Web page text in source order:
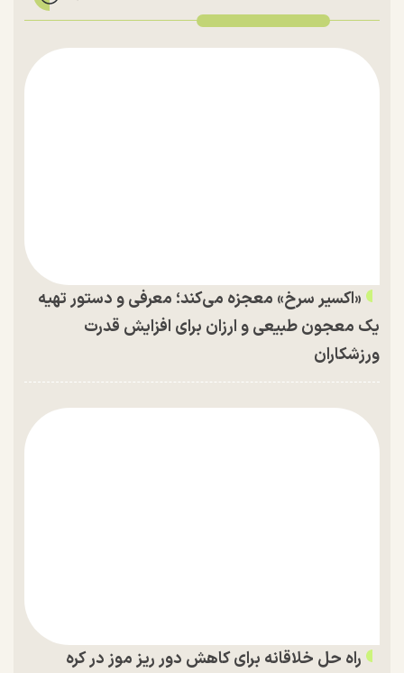
«اکسیر سرخ» معجزه می‌کند؛ معرفی و دستور تهیه
یک معجون طبیعی و ارزان برای افزایش قدرت
ورزشکاران
راه حل خلاقانه برای کاهش دور ریز موز در کره